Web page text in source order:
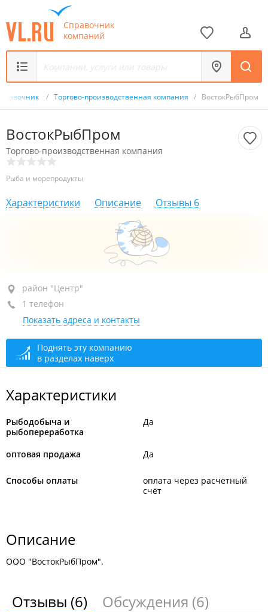
Справочник
компаний
/ Торгово-производственная компания / ВостокРыбПром
ВостокРыбПром
Торгово-производственная компания
Рыба и морепродукты
Характеристики Описание Отзывы 6
район "Центр", ул. Морская 1-я, 11В
центр)
сегодня закрыто
район "Центр"
1 телефон
Показать адреса и контакты
Поднять эту компанию
в разделах наверх
Характеристики
Рыбодобыча и
рыбопереработка
Да
оптовая продажа Да
Способы оплаты
оплата через расчётный
счёт
Описание
ООО "ВостокРыбПром".
Отзывы (6) Обсуждения (6)